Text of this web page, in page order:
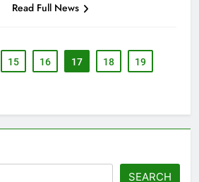
Read Full News
15 16 17 18 19
SEARCH